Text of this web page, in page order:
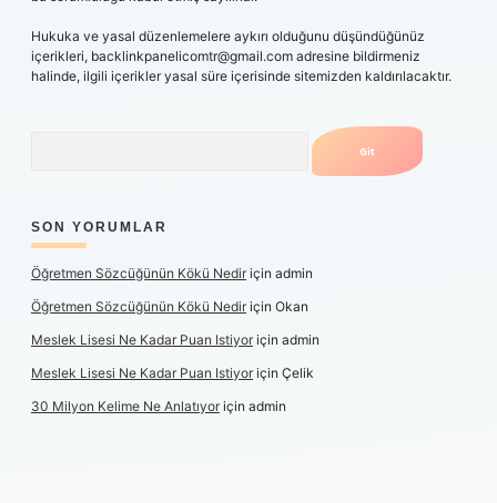
Hukuka ve yasal düzenlemelere aykırı olduğunu düşündüğünüz
içerikleri, backlinkpanelicomtr@gmail.com adresine bildirmeniz
halinde, ilgili içerikler yasal süre içerisinde sitemizden kaldırılacaktır.
SON YORUMLAR
Öğretmen Sözcüğünün Kökü Nediriçin admin
Öğretmen Sözcüğünün Kökü Nediriçin Okan
Meslek Lisesi Ne Kadar Puan Istiyoriçin admin
Meslek Lisesi Ne Kadar Puan Istiyoriçin Çelik
30 Milyon Kelime Ne Anlatıyoriçin admin